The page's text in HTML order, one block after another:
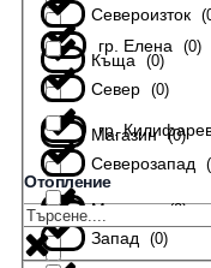
гр. Елена (0)
гр.
Къща (0)
Магазин (0)
Мезонет (0)
Североизток (
Север (0)
Северозапад (
Запад (0)
Отопление